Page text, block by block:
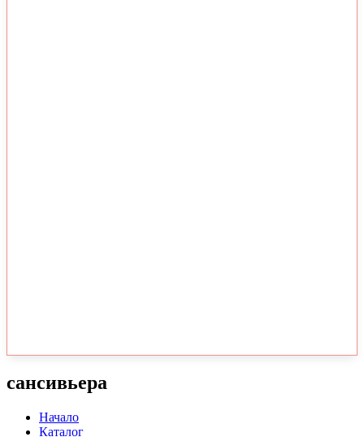
сансивьера
Начало
Каталог